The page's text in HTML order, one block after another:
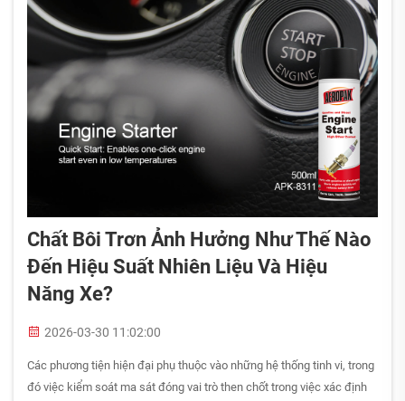
Chất Bôi Trơn Ảnh Hưởng Như Thế Nào
Đến Hiệu Suất Nhiên Liệu Và Hiệu
Năng Xe?
2026-03-30 11:02:00
Các phương tiện hiện đại phụ thuộc vào những hệ thống tinh vi, trong
đó việc kiểm soát ma sát đóng vai trò then chốt trong việc xác định